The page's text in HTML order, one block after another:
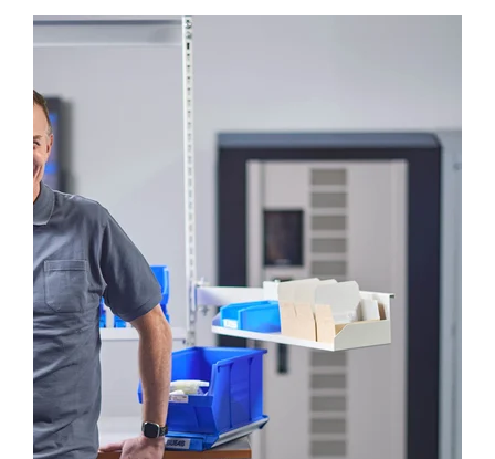
BUFAB-
230223-
37-
LOWRES